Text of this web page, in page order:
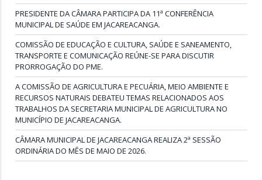
PRESIDENTE DA CÂMARA PARTICIPA DA 11ª CONFERÊNCIA
MUNICIPAL DE SAÚDE EM JACAREACANGA.
COMISSÃO DE EDUCAÇÃO E CULTURA, SAÚDE E SANEAMENTO,
TRANSPORTE E COMUNICAÇÃO REÚNE-SE PARA DISCUTIR
PRORROGAÇÃO DO PME.
A COMISSÃO DE AGRICULTURA E PECUÁRIA, MEIO AMBIENTE E
RECURSOS NATURAIS DEBATEU TEMAS RELACIONADOS AOS
TRABALHOS DA SECRETARIA MUNICIPAL DE AGRICULTURA NO
MUNICÍPIO DE JACAREACANGA.
CÂMARA MUNICIPAL DE JACAREACANGA REALIZA 2ª SESSÃO
ORDINÁRIA DO MÊS DE MAIO DE 2026.